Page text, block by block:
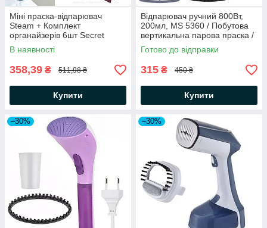
Міні праска-відпарювач
Steam + Комплект
органайзерів 6шт Secret
Pouch / Ручна парова праска
В наявності
358,39 ₴ 511,98 ₴
Купити
Відпарювач ручний 800Вт,
200мл, MS 5360 / Побутова
вертикальна парова праска /
Пароочисник для одягу
Готово до відправки
315 ₴ 450 ₴
Купити
–30% –30%